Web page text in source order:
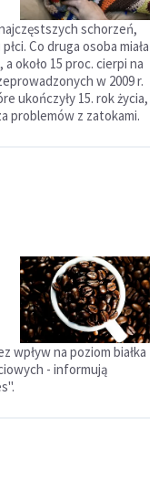
schorzeń,
Co druga osoba miała
około 15 proc. cierpi na
w 2009 r.
ukończyły 15. rok życia,
problemów z zatokami.
wpływ na poziom białka
- informują